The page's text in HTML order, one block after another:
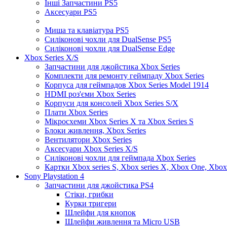
Інші Запчастини PS5
Аксесуари PS5
Миша та клавіатура PS5
Силіконові чохли для DualSense PS5
Силіконові чохли для DualSense Edge
Xbox Series X/S
Запчастини для джойстика Xbox Series
Комплекти для ремонту геймпаду Xbox Series
Корпуса для геймпадов Xbox Series Model 1914
HDMI роз'єми Xbox Series
Корпуси для консолей Xbox Series S/X
Плати Xbox Series
Мікросхеми Xbox Series X та Xbox Series S
Блоки живлення, Xbox Series
Вентилятори Xbox Series
Аксесуари Xbox Series X/S
Силіконові чохли для геймпада Xbox Series
Картки Xbox series S, Xbox series X, Xbox One,
Sony Playstation 4
Запчастини для джойстика PS4
Стіки, грибки
Курки тригери
Шлейфи для кнопок
Шлейфи живлення та Micro USB